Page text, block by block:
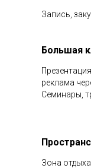
Запись,
Большая
реклама
Семинары,
Зона